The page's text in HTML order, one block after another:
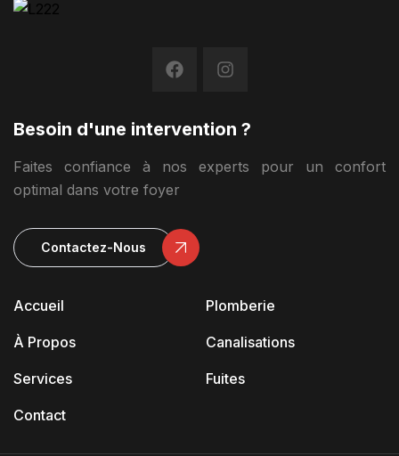
Accueil
À Propos
Services
Contact
Plomberie
Canalisations
Fuites
Besoin d'une intervention ?
Faites confiance à nos experts pour un confort
optimal dans votre foyer
Contactez-Nous